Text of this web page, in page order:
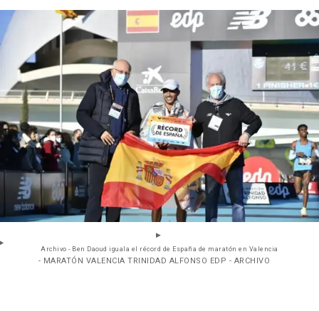
Archivo - Ben Daoud iguala el récord de España de maratón en Valencia
- MARATÓN VALENCIA TRINIDAD ALFONSO EDP - ARCHIVO